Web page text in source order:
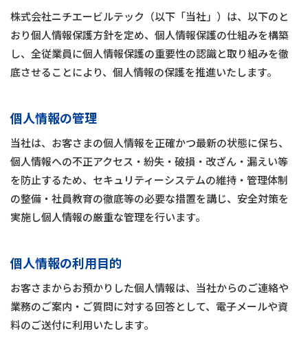
株式会社ニチエービルテック（以下「当社」）は、以下のと
おり個人情報保護方針を定め、個人情報保護の仕組みを構築
し、全従業員に個人情報保護の重要性の認識と取り組みを徹
底させることにより、個人情報の保護を推進いたします。
個人情報の管理
当社は、お客さまの個人情報を正確かつ最新の状態に保ち、
個人情報への不正アクセス・紛失・破損・改ざん・漏えい等
を防止するため、セキュリティーシステムの維持・管理体制
の整備・社員教育の徹底等の必要な措置を講じ、安全対策を
実施し個人情報の厳重な管理を行います。
個人情報の利用目的
お客さまからお預かりした個人情報は、当社からのご連絡や
業務のご案内・ご質問に対する回答として、電子メールや資
料のご送付に利用いたします。